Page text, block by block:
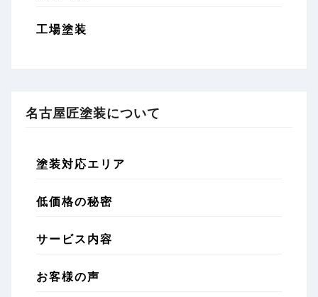
工場塗装
名古屋匠塗装について
塗装対応エリア
低価格の秘密
サービス内容
お客様の声